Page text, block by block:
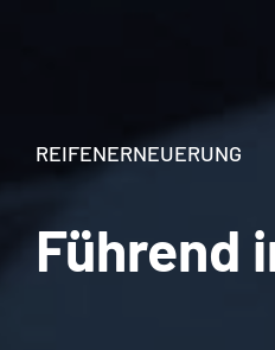
REIFENERNEUERUNG
Führend